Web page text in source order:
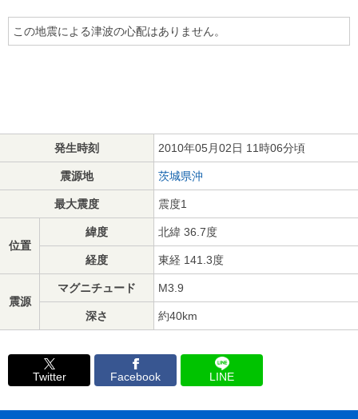
この地震による津波の心配はありません。
発生時刻 2010年05月02日 11時06分頃
震源地 茨城県沖
最大震度 震度1
位置
緯度 北緯 36.7度
経度 東経 141.3度
震源
マグニチュード M3.9
深さ 約40km
Twitter Facebook LINE